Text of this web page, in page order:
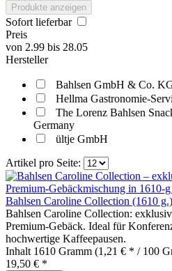
Produkte anzeigen
Sofort lieferbar
Preis
von 2.99 bis 28.05
Hersteller
Bahlsen GmbH & Co.
Hellma Gastronomie-
The Lorenz Bahlsen
Germany
ültje GmbH
Artikel pro Seite:
Bahlsen Caroline Collection (1610 g.)
Bahlsen Caroline Collection:
Premium‑Gebäck. Ideal für
hochwertige Kaffeepausen.
Inhalt 1610 Gramm (1,21 € * / 100
19,50 € *